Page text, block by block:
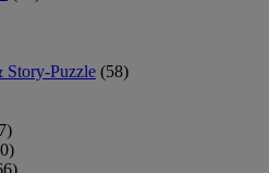
Story-Puzzle (58)